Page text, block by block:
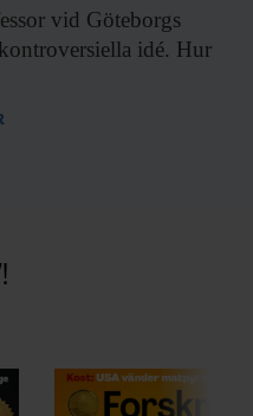
vid Göteborgs
idé. Hur